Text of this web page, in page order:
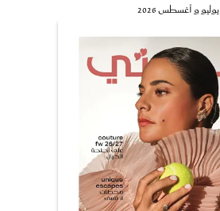
يوليو و أغسطس 2026